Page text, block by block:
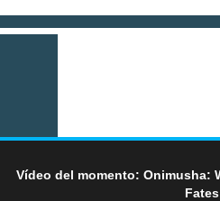
Vídeo del momento: Onimusha:
Fates